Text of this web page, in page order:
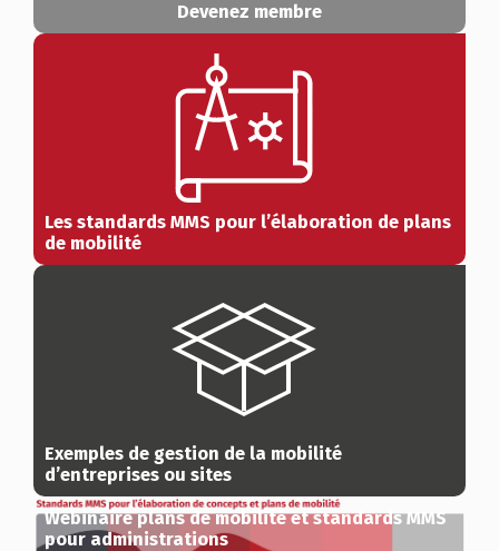
Devenez membre
Les standards MMS pour l’élaboration de plans
de mobilité
Exemples de gestion de la mobilité
d’entreprises ou sites
Webinaire plans de mobilité et standards MMS
pour administrations